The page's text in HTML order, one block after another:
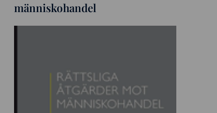
människohandel